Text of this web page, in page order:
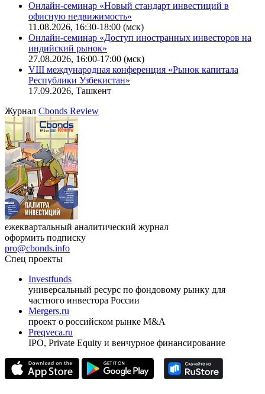
Онлайн-семинар «Новый стандарт инвестиций в
офисную недвижимость»
11.08.2026, 16:30-18:00 (мск)
Онлайн-семинар «Доступ иностранных инвесторов на
индийский рынок»
27.08.2026, 16:00-17:00 (мск)
VIII международная конференция «Рынок капитала
Республики Узбекистан»
17.09.2026, Ташкент
Журнал Cbonds Review
ежеквартальный аналитический журнал
оформить подписку
pro@cbonds.info
Спец проекты
Investfunds
универсальный ресурс по фондовому рынку для
частного инвестора России
Mergers.ru
проект о российском рынке M&A
Preqveca.ru
IPO, Private Equity и венчурное финансирование